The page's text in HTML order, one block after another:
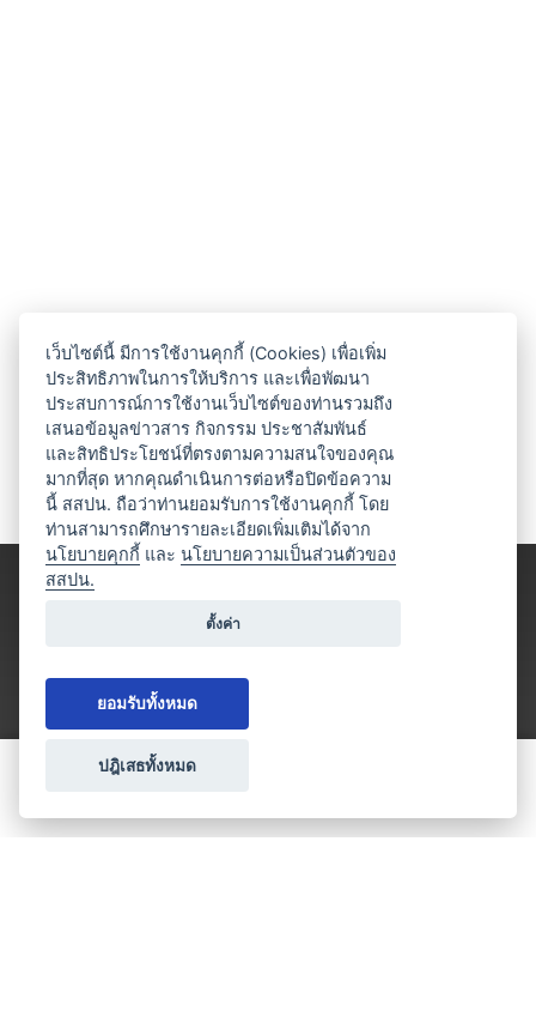
ประเภทธุรกิจไมซ์
เว็บไซต์นี้ มีการใช้งานคุกกี้ (Cookies) เพื่อเพิ่ม
ประสิทธิภาพในการให้บริการ และเพื่อพัฒนา
ประสบการณ์การใช้งานเว็บไซต์ของท่านรวมถึง
เสนอข้อมูลข่าวสาร กิจกรรม ประชาสัมพันธ์
และสิทธิประโยชน์ที่ตรงตามความสนใจของคุณ
มากที่สุด หากคุณดำเนินการต่อหรือปิดข้อความ
นี้ สสปน. ถือว่าท่านยอมรับการใช้งานคุกกี้ โดย
ท่านสามารถศึกษารายละเอียดเพิ่มเติมได้จาก
นโยบายคุกกี้ และนโยบายความเป็นส่วนตัวของ
สสปน.
ตั้งค่า
ยอมรับทั้งหมด
ปฎิเสธทั้งหมด